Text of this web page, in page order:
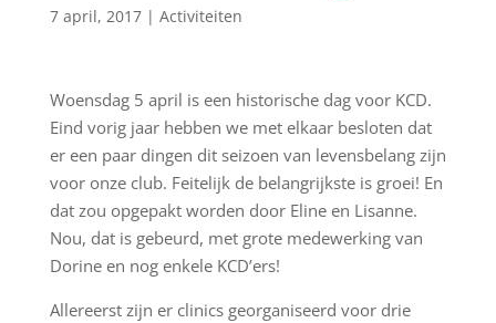
7 april, 2017| Activiteiten
Woensdag 5 april is een historische dag voor KCD.
Eind vorig jaar hebben we met elkaar besloten dat
er een paar dingen dit seizoen van levensbelang zijn
voor onze club. Feitelijk de belangrijkste is groei! En
dat zou opgepakt worden door Eline en Lisanne.
Nou, dat is gebeurd, met grote medewerking van
Dorine en nog enkele KCD’ers!
Allereerst zijn er clinics georganiseerd voor drie